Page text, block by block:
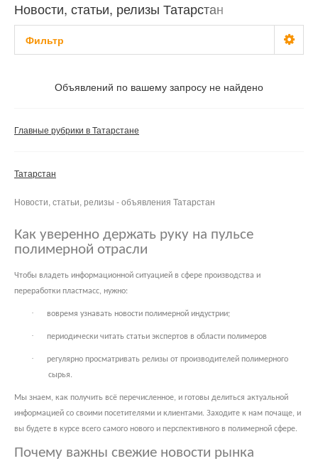
Новости, статьи, релизы Татарстан
Фильтр
Частные
Объявлений по вашему запросу не найдено
Главные рубрики в Татарстане
Татарстан
Новости, статьи, релизы - объявления Татарстан
Как уверенно держать руку на пульсе
полимерной отрасли
Чтобы владеть информационной ситуацией в сфере производства и
переработки пластмасс, нужно:
· вовремя узнавать новости полимерной индустрии;
· периодически читать статьи экспертов в области полимеров
·
регулярно просматривать релизы от производителей полимерного
сырья.
Мы знаем, как получить всё перечисленное, и готовы делиться актуальной
информацией со своими посетителями и клиентами. Заходите к нам почаще, и
вы будете в курсе всего самого нового и перспективного в полимерной сфере.
Почему важны свежие новости рынка